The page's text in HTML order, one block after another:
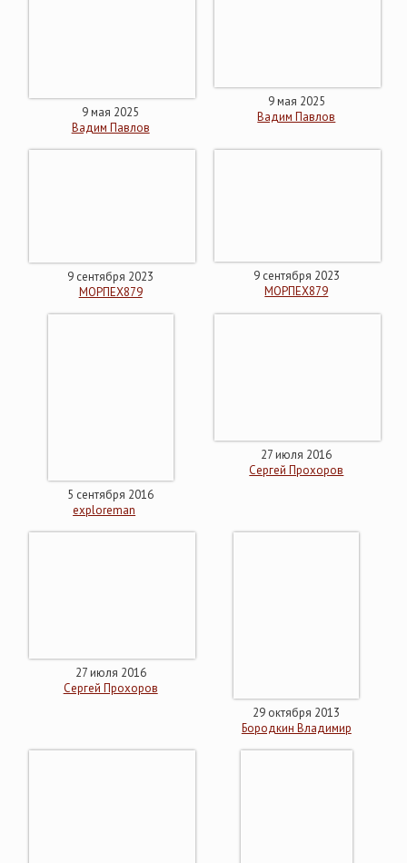
9 мая 2025
Вадим Павлов
9 мая 2025
Вадим Павлов
9 сентября 2023
МОРПЕХ879
9 сентября 2023
МОРПЕХ879
5 сентября 2016
exploreman
27 июля 2016
Сергей Прохоров
27 июля 2016
Сергей Прохоров
29 октября 2013
Бородкин Владимир